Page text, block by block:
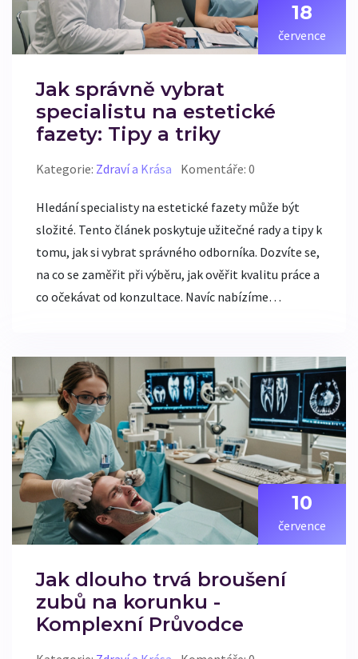
18
července
Jak správně vybrat
specialistu na estetické
fazety: Tipy a triky
Kategorie: Zdraví a Krása Komentáře: 0
Hledání specialisty na estetické fazety může být
složité. Tento článek poskytuje užitečné rady a tipy k
tomu, jak si vybrat správného odborníka. Dozvíte se,
na co se zaměřit při výběru, jak ověřit kvalitu práce a
co očekávat od konzultace. Navíc nabízíme
10
července
Jak dlouho trvá broušení
zubů na korunku -
Komplexní Průvodce